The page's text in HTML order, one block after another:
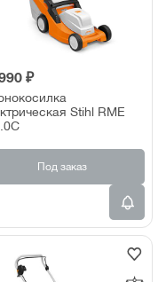
₽
Stihl RME
Под заказ